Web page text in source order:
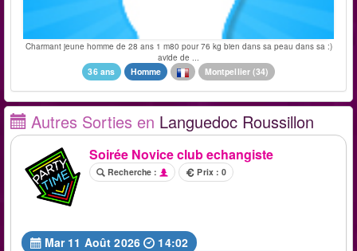
Charmant jeune homme de 28 ans 1 m80 pour 76 kg bien dans sa peau dans sa :)
avide de ...
36 ans Homme Montpellier (34)
Autres Sorties en Languedoc Roussillon
Soirée Novice club echangiste
Recherche : Prix : 0
Mar 11 Août 2026
14:02